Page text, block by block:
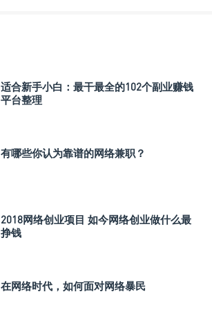
适合新手小白：最干最全的102个副业赚钱
平台整理
有哪些你认为靠谱的网络兼职？
2018网络创业项目 如今网络创业做什么最
挣钱
在网络时代，如何面对网络暴民